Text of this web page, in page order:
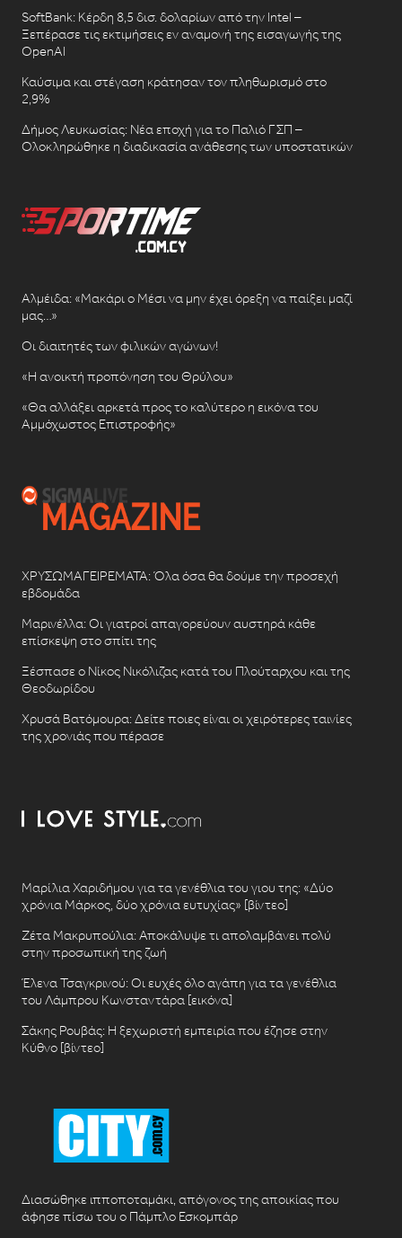
SoftBank: Κέρδη 8,5 δισ. δολαρίων από την Intel –
Ξεπέρασε τις εκτιμήσεις εν αναμονή της εισαγωγής της
OpenAI
Καύσιμα και στέγαση κράτησαν τον πληθωρισμό στο
2,9%
Δήμος Λευκωσίας: Νέα εποχή για το Παλιό ΓΣΠ –
Ολοκληρώθηκε η διαδικασία ανάθεσης των υποστατικών
Αλμέιδα: «Μακάρι ο Μέσι να μην έχει όρεξη να παίξει μαζί
μας…»
Οι διαιτητές των φιλικών αγώνων!
«Η ανοικτή προπόνηση του Θρύλου»
«Θα αλλάξει αρκετά προς το καλύτερο η εικόνα του
Αμμόχωστος Επιστροφής»
ΧΡΥΣΩΜΑΓΕΙΡΕΜΑΤΑ: Όλα όσα θα δούμε την προσεχή
εβδομάδα
Μαρινέλλα: Οι γιατροί απαγορεύουν αυστηρά κάθε
επίσκεψη στο σπίτι της
Ξέσπασε ο Νίκος Νικόλιζας κατά του Πλούταρχου και της
Θεοδωρίδου
Χρυσά Βατόμουρα: Δείτε ποιες είναι οι χειρότερες ταινίες
της χρονιάς που πέρασε
Μαρίλια Χαριδήμου για τα γενέθλια του γιου της: «Δύο
χρόνια Μάρκος, δύο χρόνια ευτυχίας» [βίντεο]
Ζέτα Μακρυπούλια: Αποκάλυψε τι απολαμβάνει πολύ
στην προσωπική της ζωή
Έλενα Τσαγκρινού: Οι ευχές όλο αγάπη για τα γενέθλια
του Λάμπρου Κωνσταντάρα [εικόνα]
Σάκης Ρουβάς: Η ξεχωριστή εμπειρία που έζησε στην
Κύθνο [βίντεο]
Διασώθηκε ιπποποταμάκι, απόγονος της αποικίας που
άφησε πίσω του ο Πάμπλο Εσκομπάρ